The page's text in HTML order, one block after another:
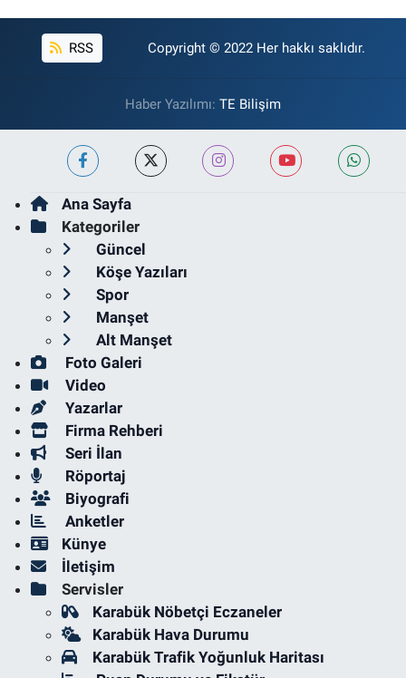
RSS Copyright © 2022 Her hakkı saklıdır.
Haber Yazılımı: TE Bilişim
Ana Sayfa
Kategoriler
Güncel
Köşe Yazıları
Spor
Manşet
Alt Manşet
Foto Galeri
Video
Yazarlar
Firma Rehberi
Seri İlan
Röportaj
Biyografi
Anketler
Künye
İletişim
Servisler
Karabük Nöbetçi Eczaneler
Karabük Hava Durumu
Karabük Trafik Yoğunluk Haritası